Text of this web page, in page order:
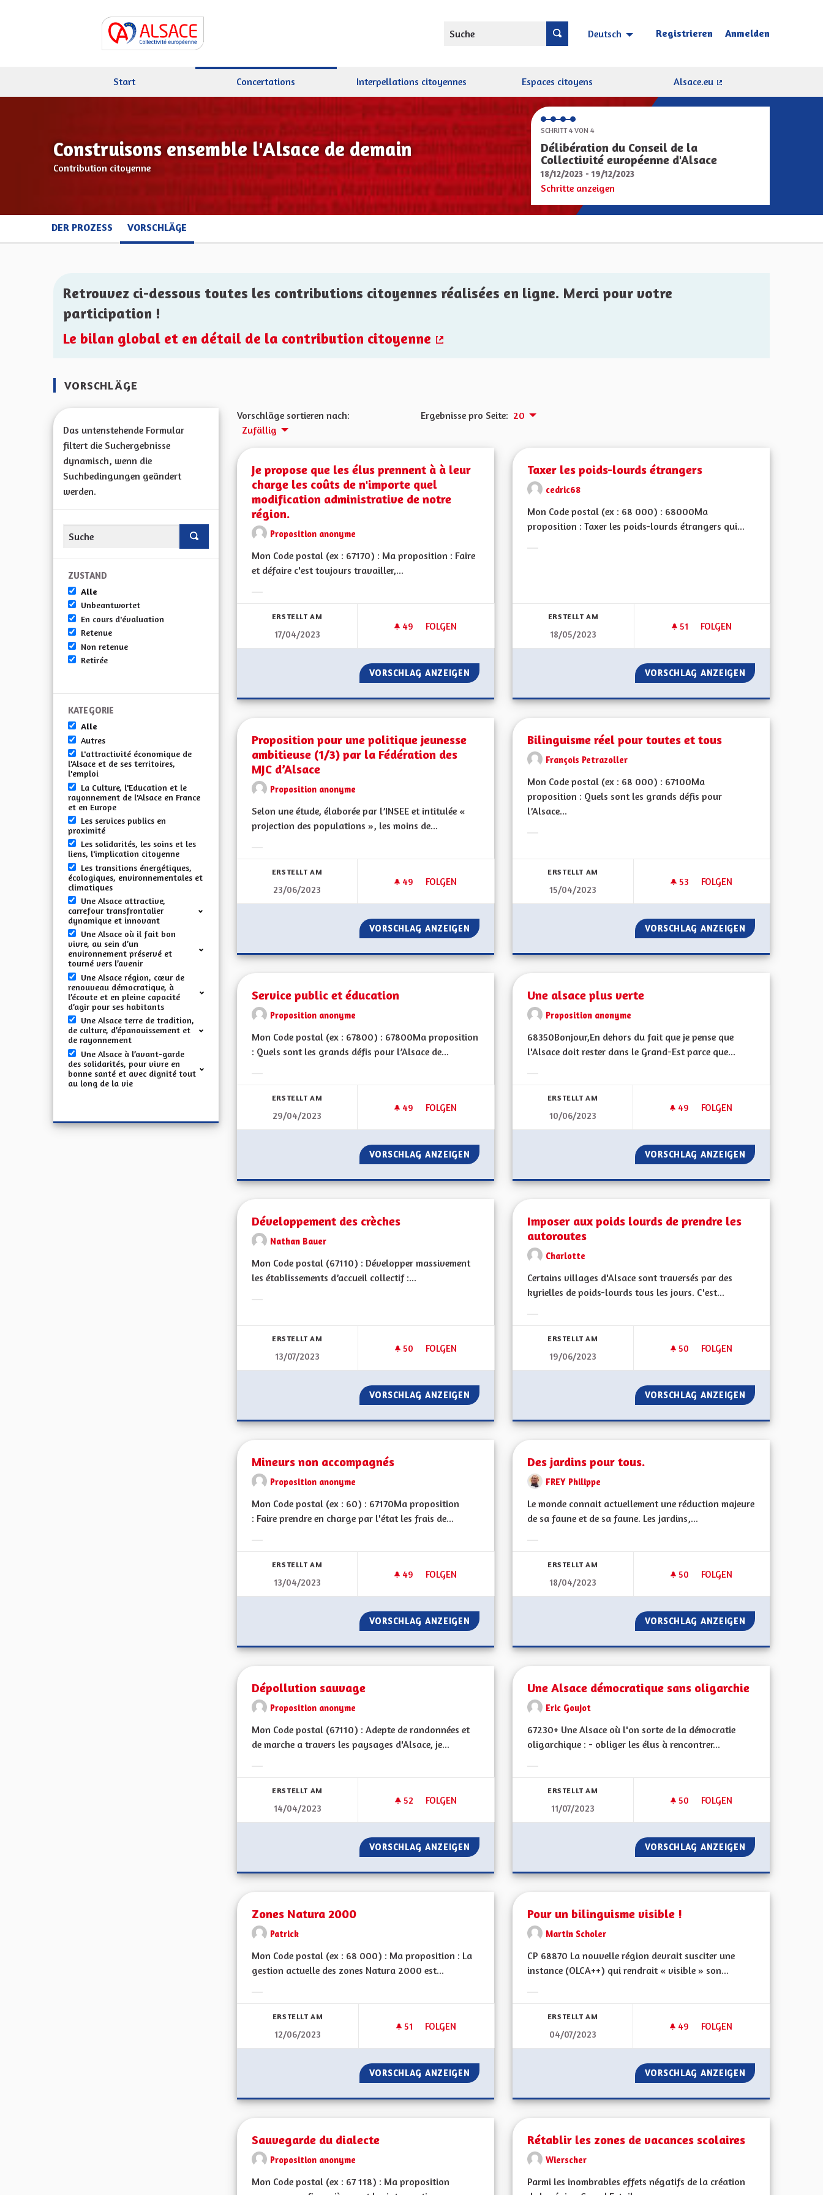
Suche Deutsch Choisir la langue Sprache wählen
Registrieren Anmelden
Start Concertations Interpellations citoyennes Espaces citoyens
Alsace.eu
Construisons ensemble l'Alsace de demain
Contribution citoyenne
SCHRITT 4 VON 4
Délibération du Conseil de la
Collectivité européenne d'Alsace
18/12/2023 - 19/12/2023
Schritte anzeigen
DER PROZESS VORSCHLÄGE
Retrouvez ci-dessous toutes les contributions citoyennes réalisées en ligne. Merci pour votre
participation !
Le bilan global et en détail de la contribution citoyenne
VORSCHLÄGE
Das untenstehende Formular
filtert die Suchergebnisse
dynamisch, wenn die
Suchbedingungen geändert
werden.
ZUSTAND
Alle
Unbeantwortet
En cours d'évaluation
Retenue
Non retenue
Retirée
KATEGORIE
Alle
Autres
L'attractivité économique de
l'Alsace et de ses territoires,
l'emploi
La Culture, l'Education et le
rayonnement de l'Alsace en France
et en Europe
Les services publics en
proximité
Les solidarités, les soins et les
liens, l'implication citoyenne
Les transitions énergétiques,
écologiques, environnementales et
climatiques
Une Alsace attractive,
carrefour transfrontalier
dynamique et innovant
Une Alsace où il fait bon
vivre, au sein d’un
environnement préservé et
tourné vers l’avenir
Une Alsace région, cœur de
renouveau démocratique, à
l’écoute et en pleine capacité
d’agir pour ses habitants
Une Alsace terre de tradition,
de culture, d’épanouissement et
de rayonnement
Une Alsace à l’avant-garde
des solidarités, pour vivre en
bonne santé et avec dignité tout
au long de la vie
Vorschläge sortieren nach:
Zufällig
Ergebnisse pro Seite: 20
Je propose que les élus prennent à à leur
charge les coûts de n'importe quel
modification administrative de notre
région.
Proposition anonyme
Mon Code postal (ex : 67170) : Ma proposition : Faire
et défaire c'est toujours travailler,...
ERSTELLT AM
17/04/2023
49 49 FOLLOWER
FOLGEN
JE PROPOSE QUE LES ÉLUS PRENNENT À À LEUR CHARGE LES COÛTS DE N'IMPORTE QUEL
VORSCHLAG ANZEIGEN JE PROPOSE QUE LES ÉLUS PRENNENT À À LEUR CHARGE LES COÛTS DE
Taxer les poids-lourds étrangers
cedric68
Mon Code postal (ex : 68 000) : 68000Ma
proposition : Taxer les poids-lourds étrangers qui...
ERSTELLT AM
18/05/2023
51 51 FOLLOWER
FOLGEN
TAXER LES POIDS-LOURDS
VORSCHLAG ANZEIGEN TAXER LES
Proposition pour une politique jeunesse
ambitieuse (1/3) par la Fédération des
MJC d’Alsace
Proposition anonyme
Selon une étude, élaborée par l’INSEE et intitulée «
projection des populations », les moins de...
ERSTELLT AM
23/06/2023
49 49 FOLLOWER
FOLGEN
PROPOSITION POUR UNE POLITIQUE JEUNESSE AMBITIEUSE (1/3) PAR LA FÉDÉRATION DES MJC
VORSCHLAG ANZEIGEN PROPOSITION POUR UNE POLITIQUE JEUNESSE AMBITIEUSE (1/3) PAR LA
Bilinguisme réel pour toutes et tous
François Petrazoller
Mon Code postal (ex : 68 000) : 67100Ma
proposition : Quels sont les grands défis pour
l’Alsace...
ERSTELLT AM
15/04/2023
53 53 FOLLOWER
FOLGEN
BILINGUISME RÉEL POUR
VORSCHLAG ANZEIGEN BILINGUISME
Service public et éducation
Proposition anonyme
Mon Code postal (ex : 67800) : 67800Ma proposition
: Quels sont les grands défis pour l’Alsace de...
ERSTELLT AM
29/04/2023
49 49 FOLLOWER
FOLGEN
SERVICE PUBLIC ET ÉDUCATION
VORSCHLAG ANZEIGEN SERVICE PUBLIC ET ÉDUCATION
Une alsace plus verte
Proposition anonyme
68350Bonjour,En dehors du fait que je pense que
l'Alsace doit rester dans le Grand-Est parce que...
ERSTELLT AM
10/06/2023
49 49 FOLLOWER
FOLGEN
UNE ALSACE PLUS VERTE
VORSCHLAG ANZEIGEN UNE ALSACE
Développement des crèches
Nathan Bauer
Mon Code postal (67110) : Développer massivement
les établissements d’accueil collectif :...
ERSTELLT AM
13/07/2023
50 50 FOLLOWER
FOLGEN
DÉVELOPPEMENT DES CRÈCHES
VORSCHLAG ANZEIGEN DÉVELOPPEMENT DES CRÈCHES
Imposer aux poids lourds de prendre les
autoroutes
Charlotte
Certains villages d'Alsace sont traversés par des
kyrielles de poids-lourds tous les jours. C'est...
ERSTELLT AM
19/06/2023
50 50 FOLLOWER
FOLGEN
IMPOSER AUX POIDS
VORSCHLAG ANZEIGEN IMPOSER AUX
Mineurs non accompagnés
Proposition anonyme
Mon Code postal (ex : 60) : 67170Ma proposition
: Faire prendre en charge par l'état les frais de...
ERSTELLT AM
13/04/2023
49 49 FOLLOWER
FOLGEN
MINEURS NON ACCOMPAGNÉS
VORSCHLAG ANZEIGEN MINEURS NON ACCOMPAGNÉS
Des jardins pour tous.
FREY Philippe
Le monde connait actuellement une réduction majeure
de sa faune et de sa faune. Les jardins,...
ERSTELLT AM
18/04/2023
50 50 FOLLOWER
FOLGEN
DES JARDINS POUR TOUS.
VORSCHLAG ANZEIGEN DES JARDINS
Dépollution sauvage
Proposition anonyme
Mon Code postal (67110) : Adepte de randonnées et
de marche a travers les paysages d'Alsace, je...
ERSTELLT AM
14/04/2023
52 52 FOLLOWER
FOLGEN
DÉPOLLUTION SAUVAGE
VORSCHLAG ANZEIGEN DÉPOLLUTION SAUVAGE
Une Alsace démocratique sans oligarchie
Eric Goujot
67230+ Une Alsace où l'on sorte de la démocratie
oligarchique : - obliger les élus à rencontrer...
ERSTELLT AM
11/07/2023
50 50 FOLLOWER
FOLGEN
UNE ALSACE
VORSCHLAG ANZEIGEN UNE ALSACE
Zones Natura 2000
Patrick
Mon Code postal (ex : 68 000) : Ma proposition : La
gestion actuelle des zones Natura 2000 est...
ERSTELLT AM
12/06/2023
51 51 FOLLOWER
FOLGEN
ZONES NATURA 2000
VORSCHLAG ANZEIGEN ZONES NATURA 2000
Pour un bilinguisme visible !
Martin Scholer
CP 68870 La nouvelle région devrait susciter une
instance (OLCA++) qui rendrait « visible » son...
ERSTELLT AM
04/07/2023
49 49 FOLLOWER
FOLGEN
POUR UN BILINGUISME
VORSCHLAG ANZEIGEN POUR UN
Sauvegarde du dialecte
Proposition anonyme
Mon Code postal (ex : 67 118) : Ma proposition
Rétablir les zones de vacances scolaires
Wierscher
Parmi les inombrables effets négatifs de la création